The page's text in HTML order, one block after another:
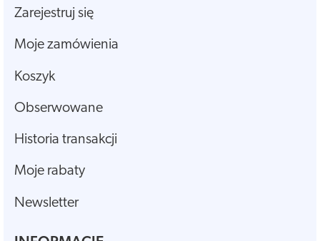
Zarejestruj się
Moje zamówienia
Koszyk
Obserwowane
Historia transakcji
Moje rabaty
Newsletter